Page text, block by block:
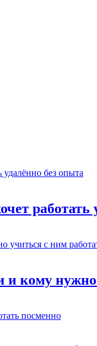
работать
кому нужно